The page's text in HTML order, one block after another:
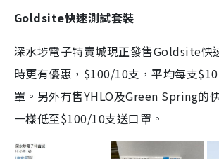
Goldsite快速測試套裝
深水埗電子特賣城現正發售Goldsite快
時更有優惠，$100/10支，平均每支
罩。另外有售YHLO及Green Spring的
一樣低至$100/10支送口罩。